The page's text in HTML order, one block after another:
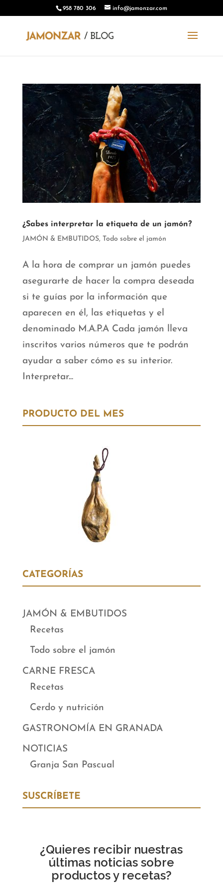
​958 780 306 info@jamonzar.com
¿Sabes interpretar la etiqueta de un jamón?
JAMÓN & EMBUTIDOS, Todo sobre el jamón
A la hora de comprar un jamón puedes
asegurarte de hacer la compra deseada
si te guías por la información que
aparecen en él, las etiquetas y el
denominado M.A.P.A Cada jamón lleva
inscritos varios números que te podrán
ayudar a saber cómo es su interior.
Interpretar...
PRODUCTO DEL MES
CATEGORÍAS
JAMÓN & EMBUTIDOS
Recetas
Todo sobre el jamón
CARNE FRESCA
Recetas
Cerdo y nutrición
GASTRONOMÍA EN GRANADA
NOTICIAS
Granja San Pascual
SUSCRÍBETE
¿Quieres recibir nuestras
últimas noticias sobre
productos y recetas?